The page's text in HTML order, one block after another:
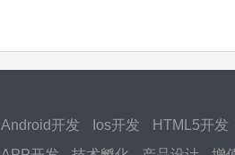
Android开发 Ios开发 HTML5开发